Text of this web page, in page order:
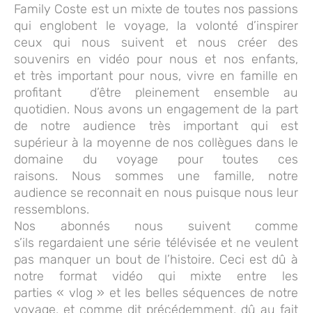
Family Coste est un mixte de toutes nos passions
qui englobent le voyage, la volonté d’inspirer
ceux qui nous suivent et nous créer des
souvenirs en vidéo pour nous et nos enfants,
et très important pour nous, vivre en famille en
profitant d’être pleinement ensemble au
quotidien. Nous avons un engagement de la part
de notre audience très important qui est
supérieur à la moyenne de nos collègues dans le
domaine du voyage pour toutes ces
raisons. Nous sommes une famille, notre
audience se reconnait en nous puisque nous leur
ressemblons.
Nos abonnés nous suivent comme
s’ils regardaient une série télévisée et ne veulent
pas manquer un bout de l’histoire. Ceci est dû à
notre format vidéo qui mixte entre les
parties « vlog » et les belles séquences de notre
voyage, et comme dit précédemment, dû au fait